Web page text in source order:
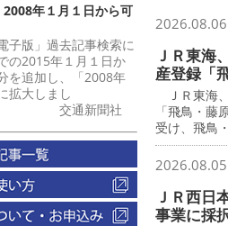
年１月１日から可
版」過去記事検索に
の2015年１月１日か
を追加し、「2008年
拡大しまし
新聞社
2026.08.06
ＪＲ東海
産登録「
ＪＲ東海
「飛鳥・
受け、飛鳥
2026.08.05
ＪＲ西日
事業に採